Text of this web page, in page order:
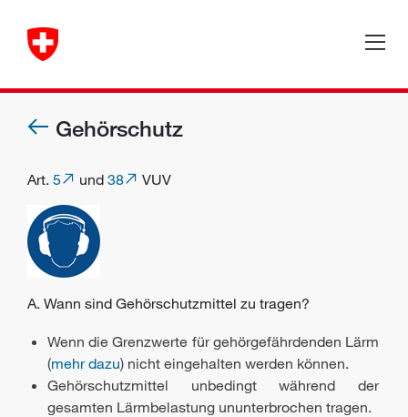
Gehörschutz
Art. 5 und 38 VUV
A. Wann sind Gehörschutzmittel zu tragen?
Wenn die Grenzwerte für gehörgefährdenden Lärm
(mehr dazu) nicht eingehalten werden können.
Gehörschutzmittel unbedingt während der
gesamten Lärmbelastung ununterbrochen tragen.